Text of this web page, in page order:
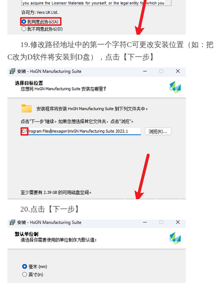
19.修改路径地址中的第一个字符C可更改安装位置（如：把
C改为D软件将安装到D盘），点击【下一步】
20.点击【下一步】